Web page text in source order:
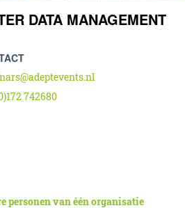
DATA MANAGEMENT
742680
personen van één organisatie